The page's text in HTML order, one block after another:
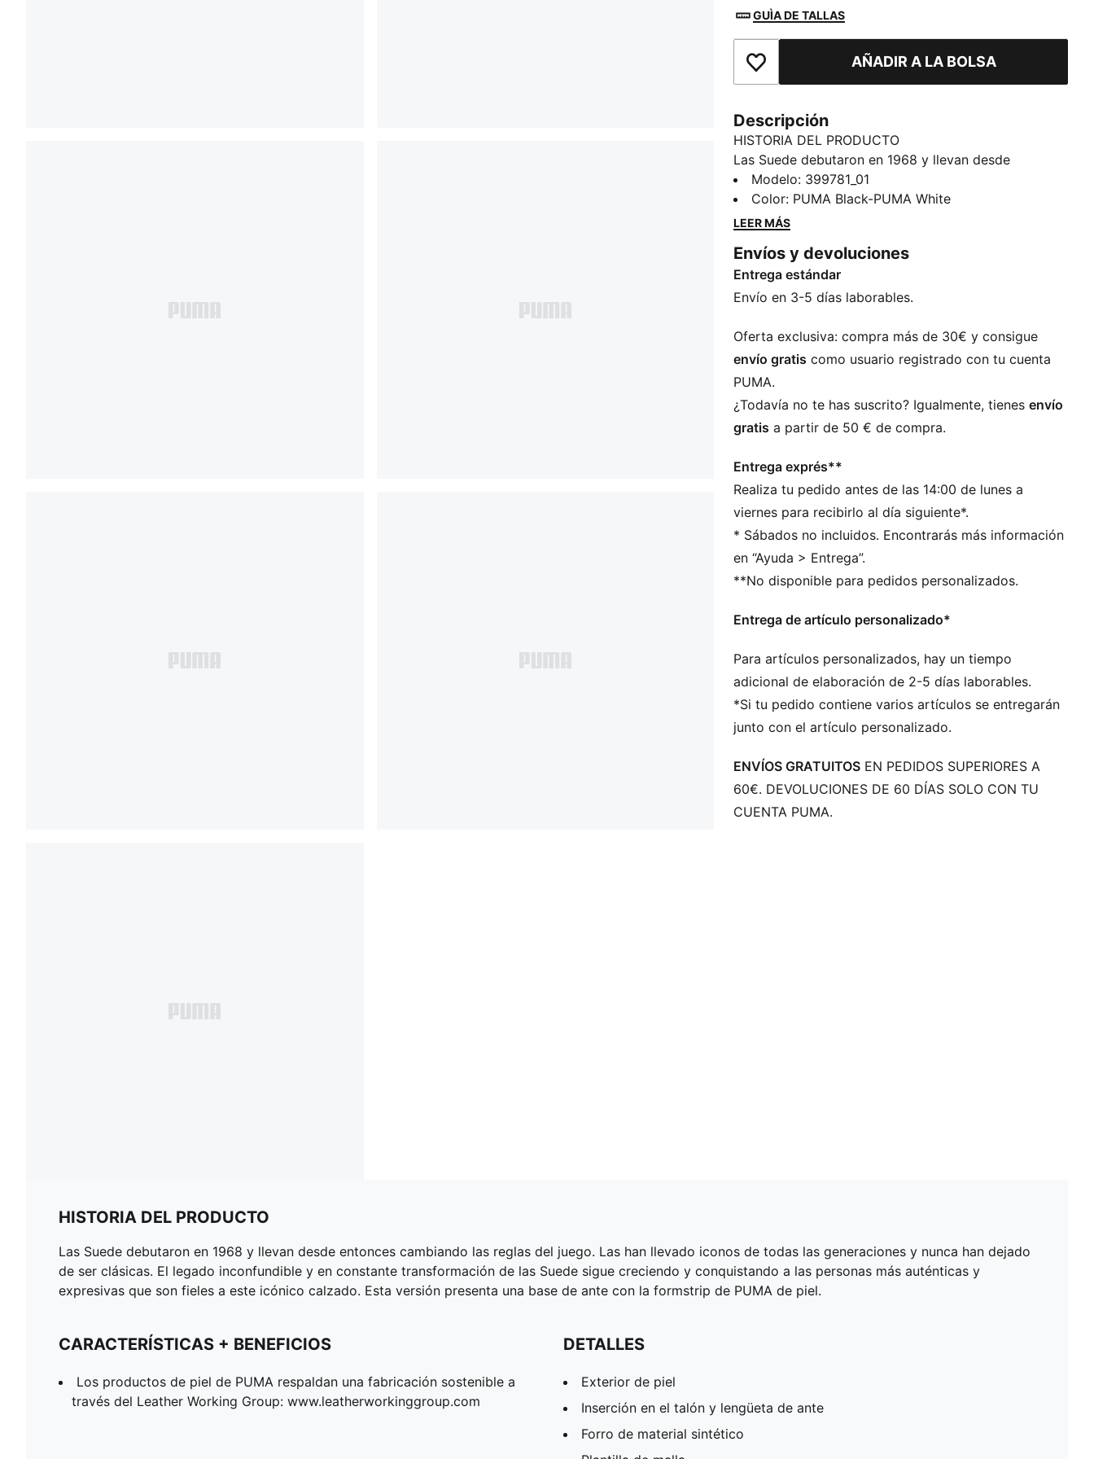
GUÌA DE TALLAS
Añade a favoritosAÑADIR A LA BOLSA
Descripción
HISTORIA DEL PRODUCTO
Las Suede debutaron en 1968 y llevan desde
entonces cambiando las reglas del juego. Las han
llevado iconos de todas las generaciones y nunca han
dejado de ser clásicas. El legado inconfundible y en
creciendo y conquistando a las personas más
auténticas y expresivas que son fieles a este icónico
calzado. Esta versión presenta una base de ante con
CARACTERÍSTICAS + BENEFICIOS
Los productos de piel de PUMA respaldan una
fabricación sostenible a través del Leather Working
DETALLES
Exterior de piel
Forro de material sintético
Plantilla de malla
Entresuela de goma
Suela de goma
Detalles de la marca PUMA
Modelo: 399781_01
Color: PUMA Black-PUMA White
LEER MÁS
Envíos y devoluciones
Entrega estándar
Envío en 3-5 días laborables.
Oferta exclusiva: compra más de 30€ y consigue
envío gratis como usuario registrado con tu cuenta
PUMA.
¿Todavía no te has suscrito? Igualmente, tienesenvío
gratis a partir de 50 € de compra.
Entrega exprés**
Realiza tu pedido antes de las 14:00 de lunes a
viernes para recibirlo al día siguiente*.
* Sábados no incluidos. Encontrarás más información
en “Ayuda > Entrega”.
**No disponible para pedidos personalizados.
Entrega de artículo personalizado*
Para artículos personalizados, hay un tiempo
adicional de elaboración de 2-5 días laborables.
*Si tu pedido contiene varios artículos se entregarán
junto con el artículo personalizado.
ENVÍOS GRATUITOS EN PEDIDOS SUPERIORES A
60€. DEVOLUCIONES DE 60 DÍAS SOLO CON TU
CUENTA PUMA.
HISTORIA DEL PRODUCTO
Las Suede debutaron en 1968 y llevan desde entonces cambiando las reglas del juego. Las han llevado iconos de todas las generaciones y nunca han dejado
de ser clásicas. El legado inconfundible y en constante transformación de las Suede sigue creciendo y conquistando a las personas más auténticas y
expresivas que son fieles a este icónico calzado. Esta versión presenta una base de ante con la formstrip de PUMA de piel.
CARACTERÍSTICAS + BENEFICIOS
Los productos de piel de PUMA respaldan una fabricación sostenible a
través del Leather Working Group: www.leatherworkinggroup.com
DETALLES
Exterior de piel
Inserción en el talón y lengüeta de ante
Forro de material sintético